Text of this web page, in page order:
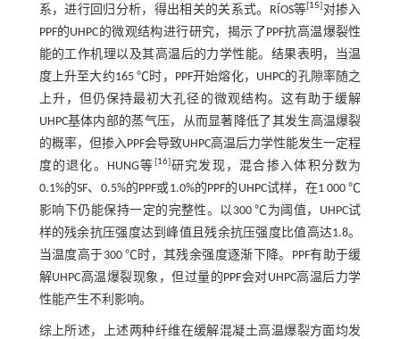
系，进行回归分析，得出相关的关系式。RÍOS等 15 对掺入
PPF的UHPC的微观结构进行研究，揭示了PPF抗高温爆裂性
能的工作机理以及其高温后的力学性能。结果表明，当温
度上升至大约165 ℃时，PPF开始熔化，UHPC的孔隙率随之
上升，但仍保持最初大孔径的微观结构。这有助于缓解
UHPC基体内部的蒸气压，从而显著降低了其发生高温爆裂
的概率，但掺入PPF会导致UHPC高温后力学性能发生一定程
度的退化。HUNG等 16] 研究发现，混合掺入体积分数为
0.1%的SF、0.5%的PPF或1.0%的PPF的UHPC试样，在1 000 ℃
影响下仍能保持一定的完整性。以300 ℃为阈值，UHPC试
样的残余抗压强度达到峰值且残余抗压强度比值高达1.8。
当温度高于300 ℃时，其残余强度逐渐下降。PPF有助于缓
解UHPC高温爆裂现象，但过量的PPF会对UHPC高温后力学
性能产生不利影响。
综上所述，上述两种纤维在缓解混凝土高温爆裂方面均发